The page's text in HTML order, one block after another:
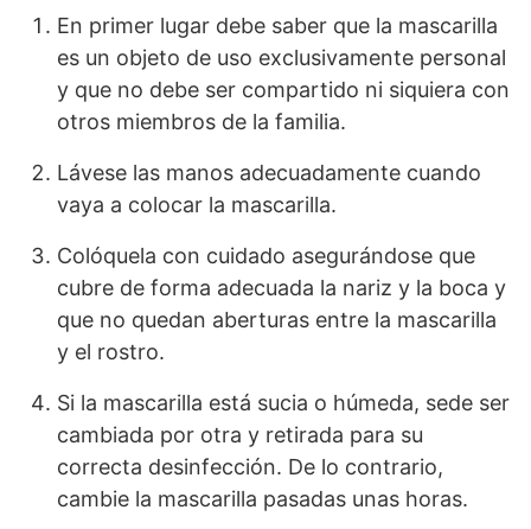
En primer lugar debe saber que la mascarilla
es un objeto de uso exclusivamente personal
y que no debe ser compartido ni siquiera con
otros miembros de la familia.
Lávese las manos adecuadamente cuando
vaya a colocar la mascarilla.
Colóquela con cuidado asegurándose que
cubre de forma adecuada la nariz y la boca y
que no quedan aberturas entre la mascarilla
y el rostro.
Si la mascarilla está sucia o húmeda, sede ser
cambiada por otra y retirada para su
correcta desinfección. De lo contrario,
cambie la mascarilla pasadas unas horas.